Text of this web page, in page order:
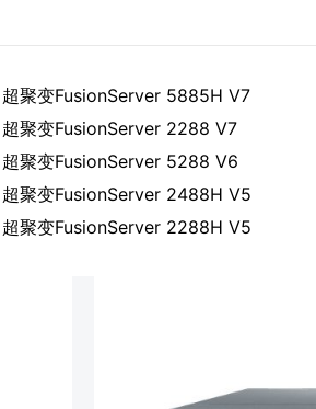
超聚变FusionServer 5885H V7
超聚变FusionServer 2288 V7
超聚变FusionServer 5288 V6
超聚变FusionServer 2488H V5
超聚变FusionServer 2288H V5